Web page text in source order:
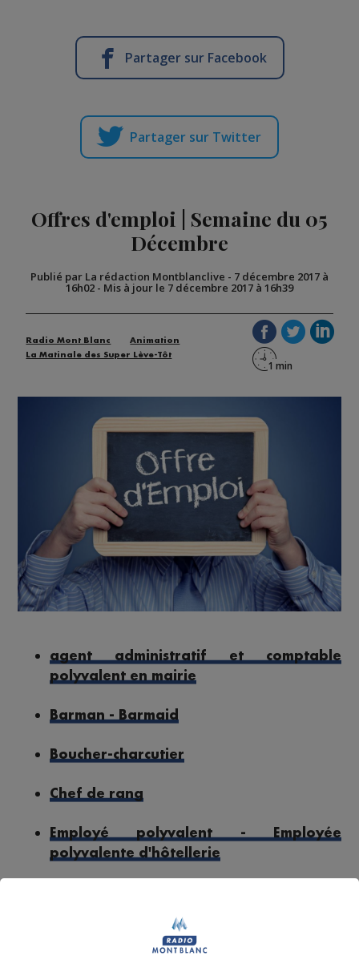
Partager sur Facebook
Partager sur Twitter
Offres d'emploi | Semaine du 05
Décembre
Publié par La rédaction Montblanclive - 7 décembre 2017 à
16h02 - Mis à jour le 7 décembre 2017 à 16h39
Radio Mont Blanc
Animation
La Matinale des Super Lève-Tôt
agent administratif et comptable
polyvalent en mairie
Barman - Barmaid
Boucher-charcutier
Chef de rang
Employé polyvalent - Employée
polyvalente d'hôtellerie
Professeur de physiques